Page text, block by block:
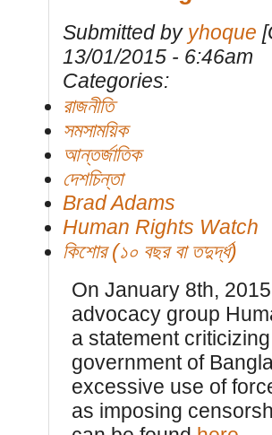
Submitted by yhoque
13/01/2015 - 6:46am
Categories:
রাজনীতি
সমসাময়িক
আন্তর্জাতিক
দেশচিন্তা
Brad Adams
Human Rights Watch
কিশোর (১০ বছর বা তদুর্দ্ধ)
On January 8th,
advocacy group
a statement
government of
excessive use of
as imposing